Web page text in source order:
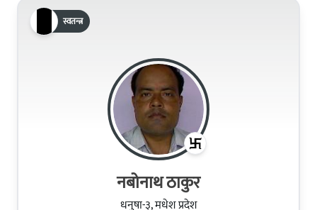
स्वतन्त्र
नबोनाथ ठाकुर
धनुषा-३, मधेश प्रदेश